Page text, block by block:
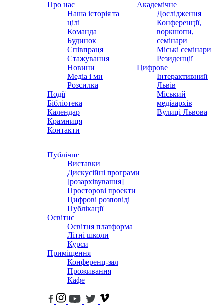
Про нас
Наша історія та
цілі
Команда
Будинок
Співпраця
Стажування
Новини
Медіа і ми
Розсилка
Події
Бібліотека
Календар
Крамниця
Контакти
Академічне
Дослідження
Конференції,
воркшопи,
семінари
Міські семінари
Резиденції
Цифрове
Інтерактивний
Львів
Міський
медіаархів
Вулиці Львова
Публічне
Виставки
Дискусійні програми
[розархівування]
Просторові проекти
Цифрові розповіді
Публікації
Освітнє
Освітня платформа
Літні школи
Курси
Приміщення
Конференц-зал
Проживання
Кафе